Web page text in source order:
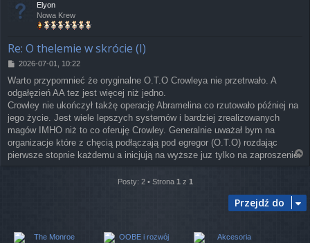
Elyon
Nowa Krew
Re: O thelemie w skrócie (I)
P
s
t
2026-07-01, 10:22
Warto przypomnieć że oryginalne O.T.O Crowleya nie przetrwało. A
odgałęzień AA tez jest więcej niż jedno.
Crowley nie ukończył takżę operację Abramelina co rzutowało później na
jego życie. Jest wiele lepszych systemów i bardziej zrealizowanych
magów IMHO niż to co oferuję Crowley. Generalnie uważał bym na
organizacje które z chęcią podłączają pod egregor (O.T.O) rozdając
pierwsze stopnie każdemu a inicjują na wyższe juz tylko na zaproszenie.
r
ę
Posty: 2 • Strona 1 z 1
Przejdź do